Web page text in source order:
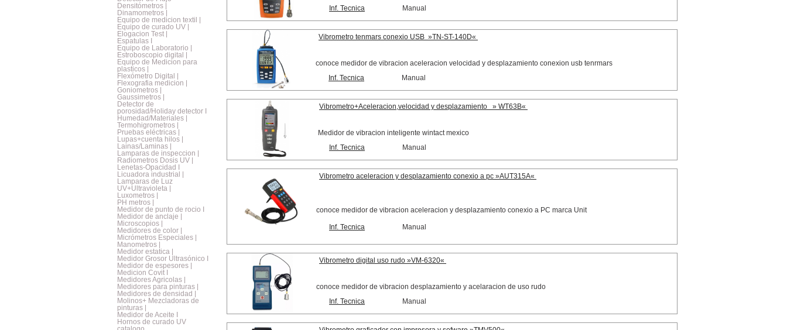
Densitómetros |
Dinamometros |
Equipo de medicion textil |
Equipo de curado UV |
Elogacion Test |
Espatulas I
Equipo de Laboratorio |
Estroboscopio digital |
Equipo de Medicion para
plasticos |
Flexómetro Digital |
Flexografia medicion |
Goniometros |
Gaussimetros |
Detector de
porosidad/Holiday detector I
Humedad/Materiales |
Termohigrometros |
Pruebas eléctricas |
Lupas+cuenta hilos |
Lainas/Laminas |
Lamparas de inspeccion |
Radiometros Dosis UV |
Lenetas-Opacidad I
Licuadora industrial |
Lamparas de Luz
UV+Ultravioleta |
Luxometros |
PH metros |
Medidor de punto de rocio I
Medidor de anclaje |
Microscopios |
Medidores de color |
Micrómetros Especiales |
Manometros |
Medidor estatica |
Medidor Grosor Ultrasónico I
Medidor de espesores |
Medicion Covit I
Medidores Agricolas |
Medidores para pinturas |
Medidores de densidad |
Molinos+ Mezcladoras de
pinturas |
Medidor de Aceite I
Hornos de curado UV
Inf. Tecnica
Manual
Vibrometro tenmars conexio USB »TN-ST-140D«
conoce medidor de vibracion aceleracion velocidad y desplazamiento conexion usb tenrmars
Inf. Tecnica
Manual
Vibrometro+Aceleracion,velocidad y desplazamiento » WT63B«
Medidor de vibracion inteligente wintact mexico
Inf. Tecnica
Manual
Vibrometro aceleracion y desplazamiento conexio a pc »AUT315A«
conoce medidor de vibracion aceleracion y desplazamiento conexio a PC marca Unit
Inf. Tecnica Manual
Vibrometro digital uso rudo »VM-6320«
conoce medidor de vibracion desplazamiento y acelaracion de uso rudo
Inf. Tecnica
Manual